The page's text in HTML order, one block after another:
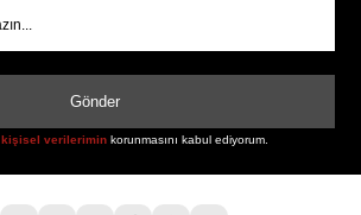
Gönder
kişisel verilerimin korunmasını kabul ediyorum.